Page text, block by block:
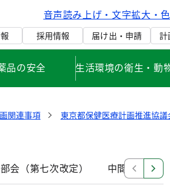
音声読み上げ・文字拡大・
採用情報 届け出・申請 計
品の安全 生活環境の衛生・動
関連事項 東京都保健医療計画推進協議
会（第七次改定） 中間見直し検